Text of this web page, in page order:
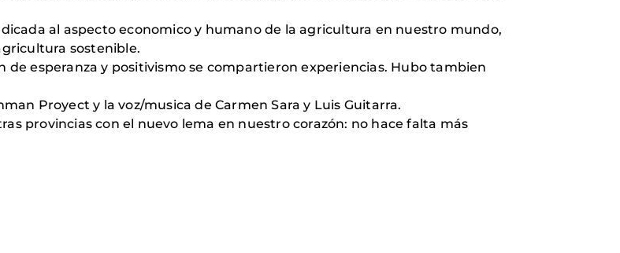
al aspecto economico y humano de la agricultura en nuestro mundo,
sostenible.
esperanza y positivismo se compartieron experiencias. Hubo tambien
Proyect y la voz/musica de Carmen Sara y Luis Guitarra.
provincias con el nuevo lema en nuestro corazón: no hace falta más